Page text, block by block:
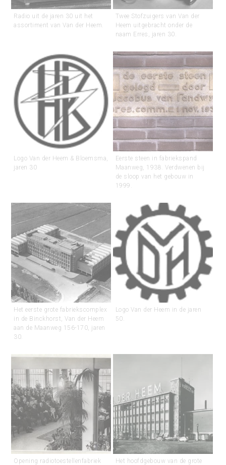
Radio uit de jaren 30 uit het
assortiment van Van der Heem.
Twee Stofzuigers van Van der
Heem uitgebracht onder de
naam Erres, jaren 30.
Logo Van der Heem & Bloemsma,
jaren 30
Eerste steen in fabriekspand
Maanweg, 1938. Verdwenen bij
de sloop van het gebouw in
1999.
Het eerste grote fabriekscomplex
in de Binckhorst, Van der Heem
aan de Maanweg 156-170, jaren
30.
Logo Van der Heem in de jaren
50.
Opening radiotoestellenfabriek
Het hoofdgebouw van de grote